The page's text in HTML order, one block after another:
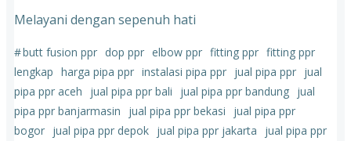
Melayani dengan sepenuh hati
#butt fusion ppr dop ppr elbow ppr fitting ppr fitting ppr
lengkap harga pipa ppr instalasi pipa ppr jual pipa ppr jual
pipa ppr aceh
jual pipa ppr bali jual pipa ppr bandung jual
pipa ppr banjarmasin
jual pipa ppr bekasi
jual pipa ppr
bogor jual pipa ppr depok jual pipa ppr jakarta
jual pipa ppr